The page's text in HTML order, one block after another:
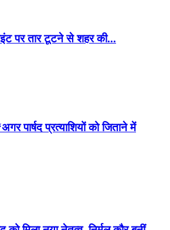
पर तार टूटने से शहर की...
पार्षद प्रत्याशियों को जिताने में